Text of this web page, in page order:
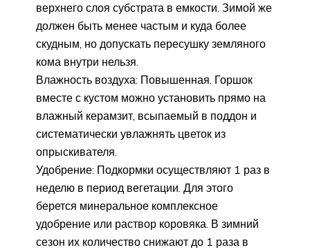
верхнего слоя субстрата в емкости. Зимой же
должен быть менее частым и куда более
скудным, но допускать пересушку земляного
кома внутри нельзя.
Влажность воздуха: Повышенная. Горшок
вместе с кустом можно установить прямо на
влажный керамзит, всыпаемый в поддон и
систематически увлажнять цветок из
опрыскивателя.
Удобрение: Подкормки осуществляют 1 раз в
неделю в период вегетации. Для этого
берется минеральное комплексное
удобрение или раствор коровяка. В зимний
сезон их количество снижают до 1 раза в